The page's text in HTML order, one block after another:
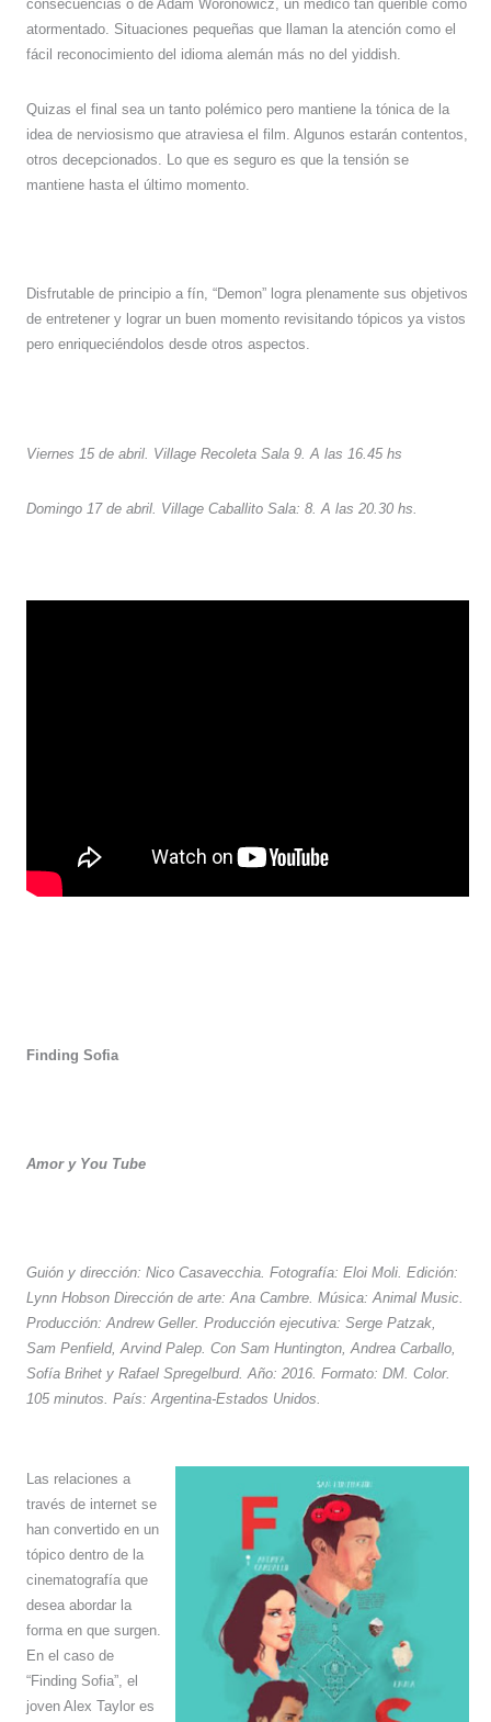
consecuencias o de Adam Woronowicz, un médico tan querible como
atormentado. Situaciones pequeñas que llaman la atención como el
fácil reconocimiento del idioma alemán más no del yiddish.
Quizas el final sea un tanto polémico pero mantiene la tónica de la
idea de nerviosismo que atraviesa el film. Algunos estarán contentos,
otros decepcionados. Lo que es seguro es que la tensión se
mantiene hasta el último momento.
Disfrutable de principio a fín, “Demon” logra plenamente sus objetivos
de entretener y lograr un buen momento revisitando tópicos ya vistos
pero enriqueciéndolos desde otros aspectos.
Viernes 15 de abril. Village Recoleta Sala 9. A las 16.45 hs
Domingo 17 de abril. Village Caballito Sala: 8. A las 20.30 hs.
Finding Sofia
Amor y You Tube
Guión y dirección: Nico Casavecchia. Fotografía: Eloi Moli. Edición:
Lynn Hobson Dirección de arte: Ana Cambre. Música: Animal Music.
Producción: Andrew Geller. Producción ejecutiva: Serge Patzak,
Sam Penfield, Arvind Palep. Con Sam Huntington, Andrea Carballo,
Sofía Brihet y Rafael Spregelburd. Año: 2016. Formato: DM. Color.
105 minutos. País: Argentina-Estados Unidos.
Las relaciones a
través de internet se
han convertido en un
tópico dentro de la
cinematografía que
desea abordar la
forma en que surgen.
En el caso de
“Finding Sofia”, el
joven Alex Taylor es